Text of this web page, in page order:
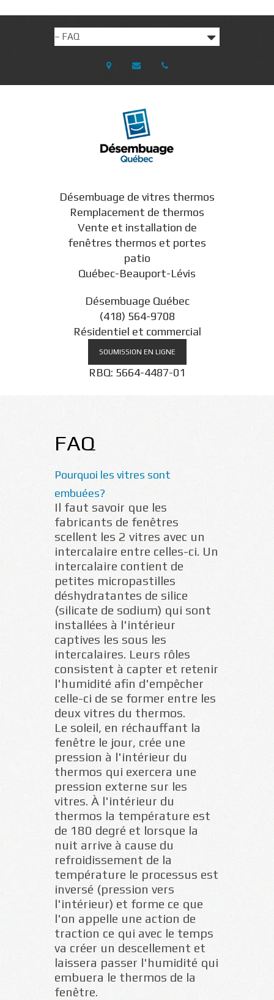
Désembuage de vitres thermos
Remplacement de thermos
Vente et installation de
fenêtres thermos et portes
patio
Québec-Beauport-Lévis
Désembuage Québec
(418) 564-9708
Résidentiel et commercial
SOUMISSION EN LIGNE
RBQ: 5664-4487-01
FAQ
Pourquoi les vitres sont
embuées?
Il faut savoir que les
fabricants de fenêtres
scellent les 2 vitres avec un
intercalaire entre celles-ci. Un
intercalaire contient de
petites micropastilles
déshydratantes de silice
(silicate de sodium) qui sont
installées à l'intérieur
captives les sous les
intercalaires. Leurs rôles
consistent à capter et retenir
l'humidité afin d'empêcher
celle-ci de se former entre les
deux vitres du thermos.
Le soleil, en réchauffant la
fenêtre le jour, crée une
pression à l'intérieur du
thermos qui exercera une
pression externe sur les
vitres. À l'intérieur du
thermos la température est
de 180 degré et lorsque la
nuit arrive à cause du
refroidissement de la
température le processus est
inversé (pression vers
l'intérieur) et forme ce que
l'on appelle une action de
traction ce qui avec le temps
va créer un descellement et
laissera passer l'humidité qui
embuera le thermos de la
fenêtre.